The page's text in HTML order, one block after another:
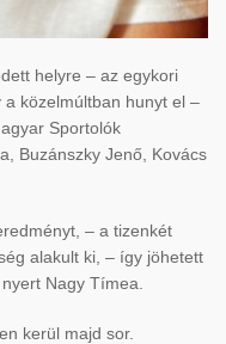
helyre – az egykori
közelmúltban hunyt el –
Sportolók
Buzánszky Jenő, Kovács
– a tizenkét
alakult ki, – így jöhetett
Nagy Tímea.
kerül majd sor.